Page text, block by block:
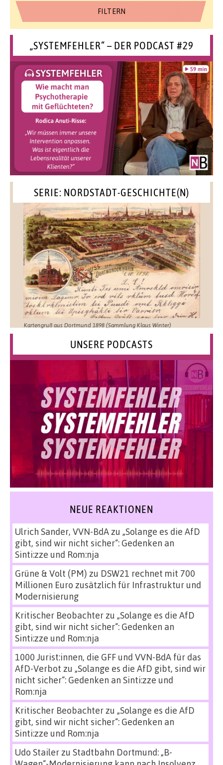
„SYSTEMFEHLER“ – DER PODCAST #29
SERIE: NORDSTADT-GESCHICHTE(N)
Kartengruß aus Dortmund 1898 (Sammlung Klaus Winter)
UNSERE PODCASTS
NEUE REAKTIONEN
Ulrich Sander, VVN-BdAzu „Solange es die AfD
gibt, sind wir nicht sicher“: Gedenken an
Sinti:zze und Rom:nja
Grüne & Volt (PM) zu DSW21 rechnet mit 700
Millionen Euro zusätzlich für Infrastruktur und
Modernisierung
Kritischer Beobachterzu „Solange es die AfD
gibt, sind wir nicht sicher“: Gedenken an
Sinti:zze und Rom:nja
1000 Jurist:innen, die GFF und VVN-BdA für das
AfD-Verbot zu „Solange es die AfD gibt, sind wir
nicht sicher“: Gedenken an Sinti:zze und
Rom:nja
Kritischer Beobachterzu „Solange es die AfD
gibt, sind wir nicht sicher“: Gedenken an
Sinti:zze und Rom:nja
Udo Stailerzu Stadtbahn Dortmund: „B-